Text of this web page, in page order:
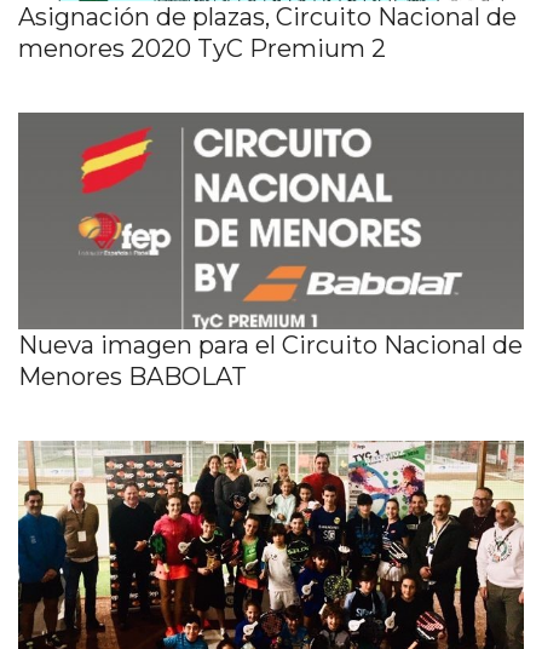
Asignación de plazas, Circuito Nacional de
menores 2020 TyC Premium 2
Nueva imagen para el Circuito Nacional de
Menores BABOLAT